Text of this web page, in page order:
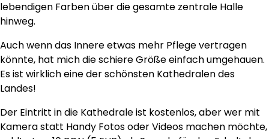
lebendigen Farben über die gesamte zentrale Halle
hinweg.
Auch wenn das Innere etwas mehr Pflege vertragen
könnte, hat mich die schiere Größe einfach umgehauen.
Es ist wirklich eine der schönsten Kathedralen des
Landes!
Der Eintritt in die Kathedrale ist kostenlos, aber wer mit
Kamera statt Handy Fotos oder Videos machen möchte,